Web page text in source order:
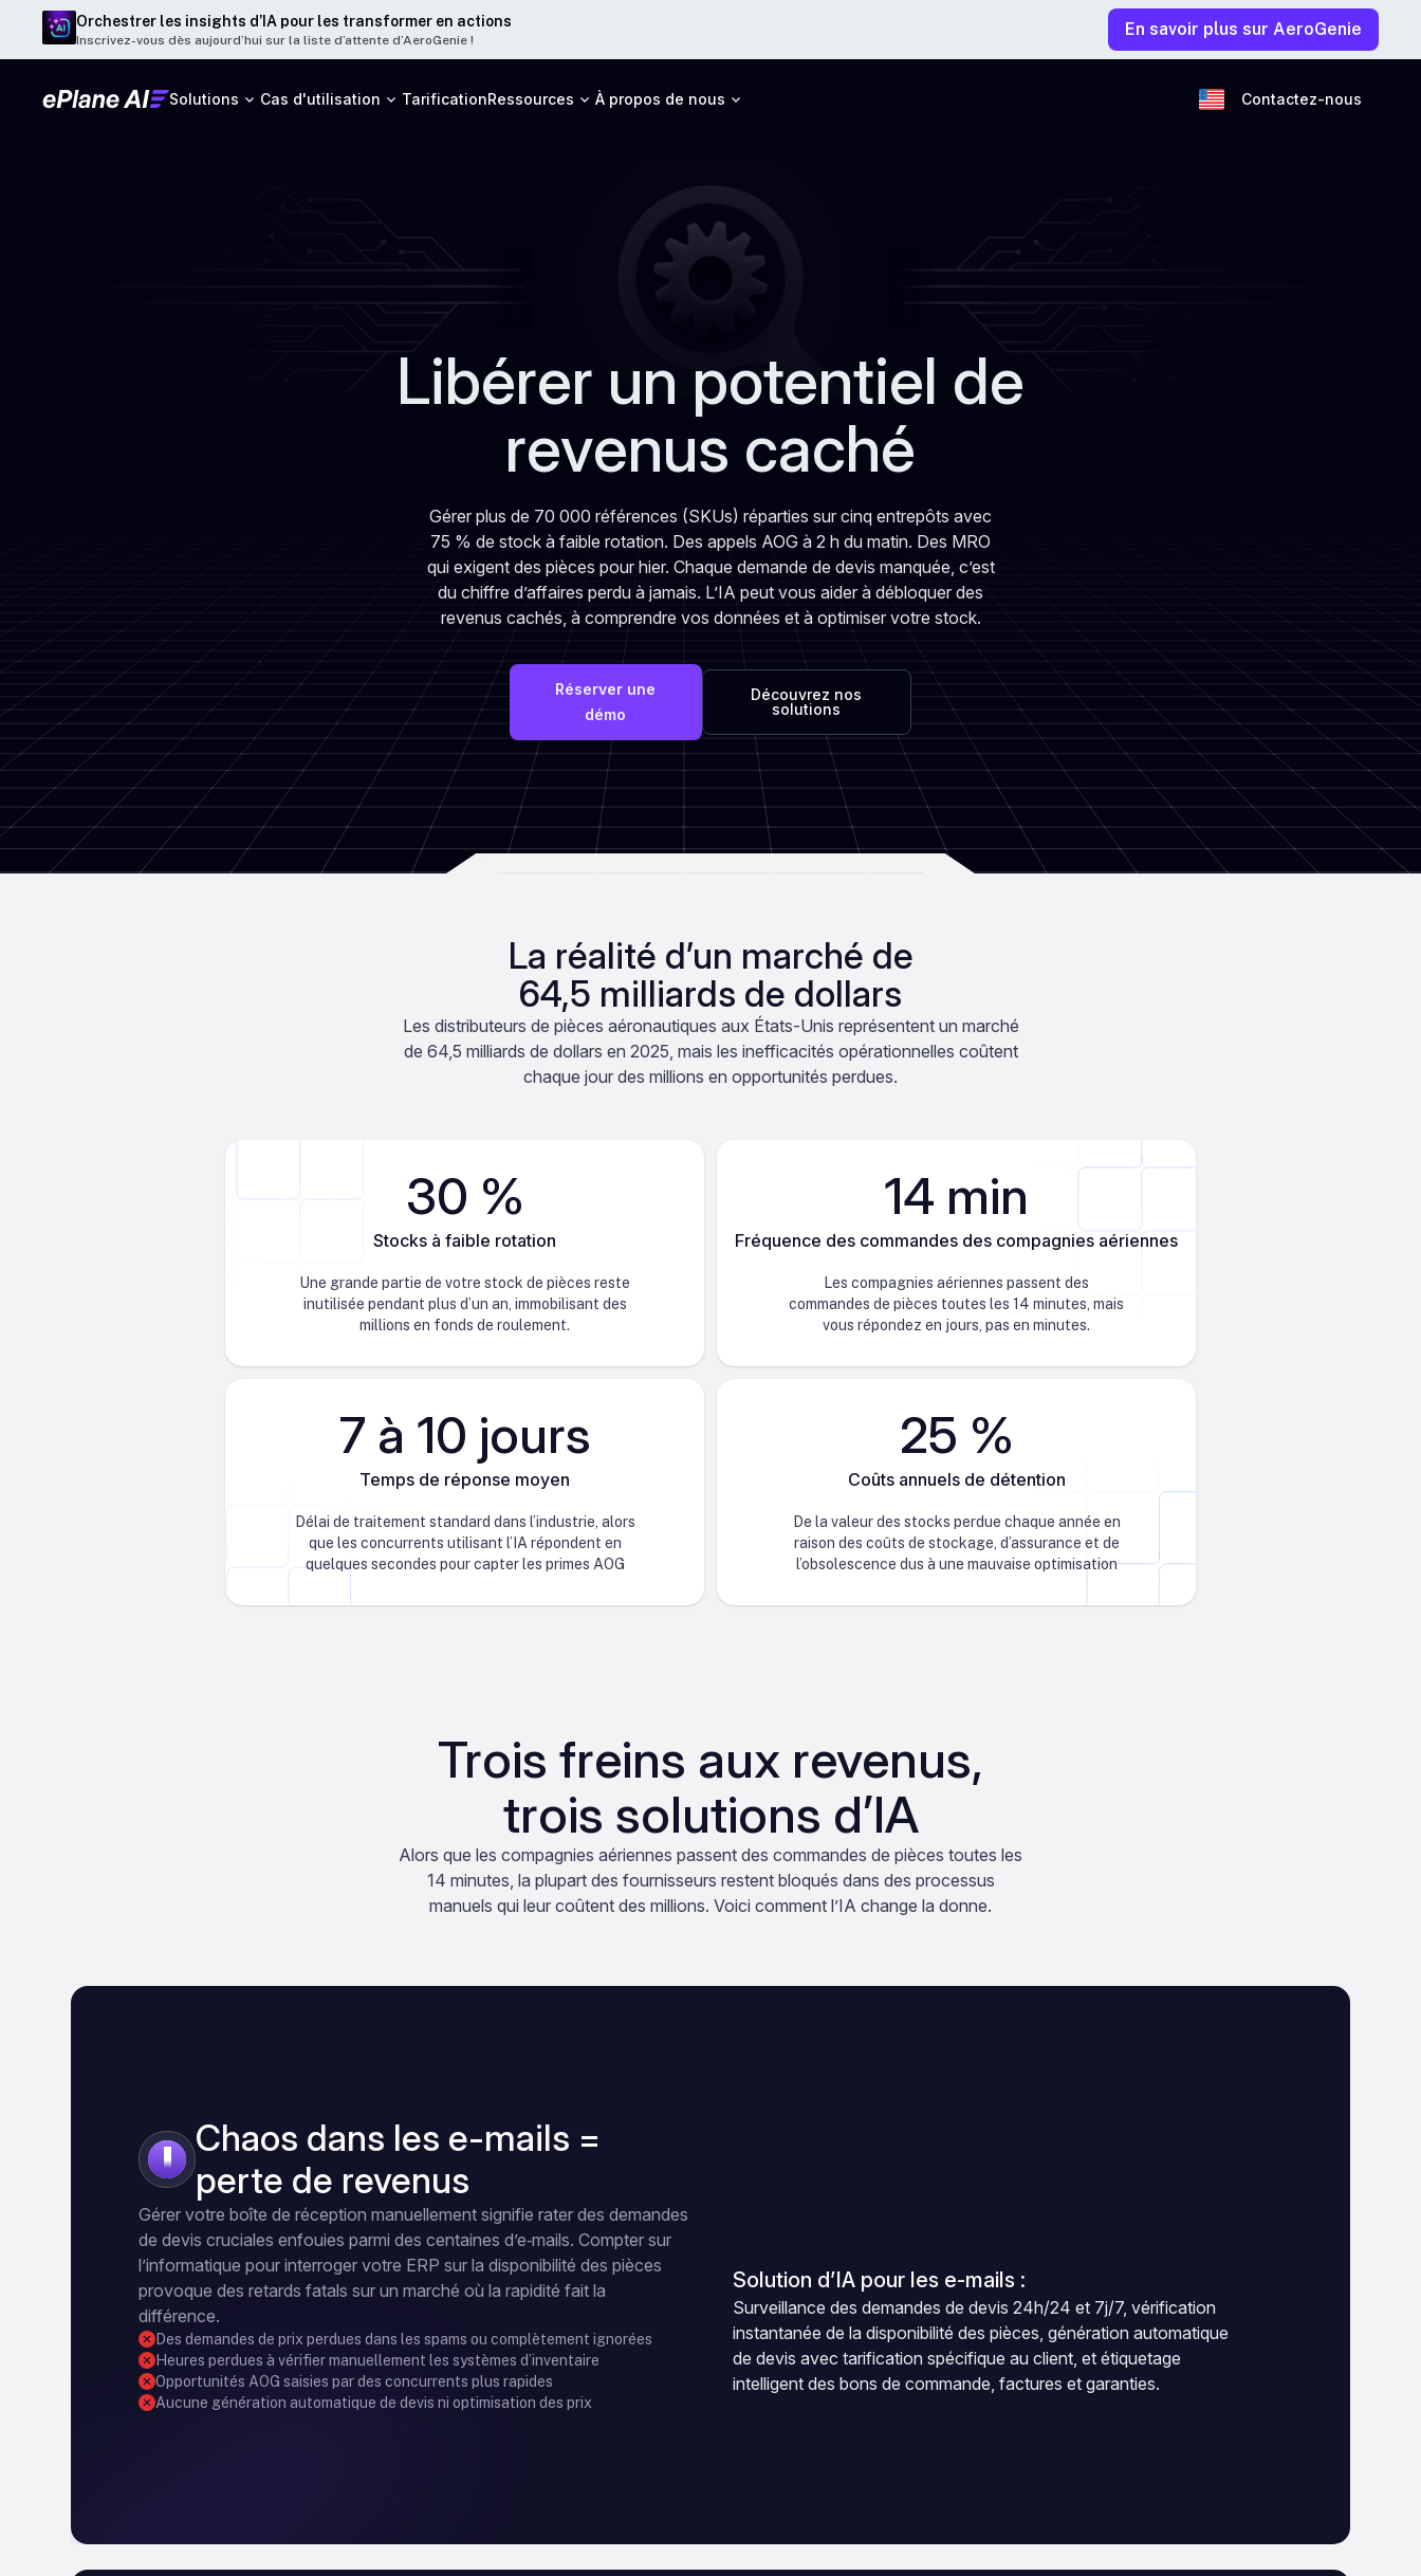
Orchestrer les insights d’IA pour les transformer en actions
Inscrivez-vous dès aujourd’hui sur la liste d’attente d’AeroGenie !
En savoir plus sur AeroGenie
Solutions Cas d'utilisation TarificationRessources À propos de nous Contactez-nous
Libérer un potentiel de
revenus caché
Gérer plus de 70 000 références (SKUs) réparties sur cinq entrepôts avec
75 % de stock à faible rotation. Des appels AOG à 2 h du matin. Des MRO
qui exigent des pièces pour hier. Chaque demande de devis manquée, c’est
du chiffre d’affaires perdu à jamais. L’IA peut vous aider à débloquer des
revenus cachés, à comprendre vos données et à optimiser votre stock.
Réserver une
démo
Découvrez nos
solutions
La réalité d’un marché de
64,5 milliards de dollars
Les distributeurs de pièces aéronautiques aux États-Unis représentent un marché
de 64,5 milliards de dollars en 2025, mais les inefficacités opérationnelles coûtent
chaque jour des millions en opportunités perdues.
30 %
Stocks à faible rotation
Une grande partie de votre stock de pièces reste
inutilisée pendant plus d’un an, immobilisant des
millions en fonds de roulement.
14 min
Fréquence des commandes des compagnies aériennes
Les compagnies aériennes passent des
commandes de pièces toutes les 14 minutes, mais
vous répondez en jours, pas en minutes.
7 à 10 jours
Temps de réponse moyen
Délai de traitement standard dans l’industrie, alors
que les concurrents utilisant l’IA répondent en
quelques secondes pour capter les primes AOG
25 %
Coûts annuels de détention
De la valeur des stocks perdue chaque année en
raison des coûts de stockage, d’assurance et de
l’obsolescence dus à une mauvaise optimisation
Trois freins aux revenus,
trois solutions d’IA
Alors que les compagnies aériennes passent des commandes de pièces toutes les
14 minutes, la plupart des fournisseurs restent bloqués dans des processus
manuels qui leur coûtent des millions. Voici comment l’IA change la donne.
1
Chaos dans les e-mails =
perte de revenus
Gérer votre boîte de réception manuellement signifie rater des demandes
de devis cruciales enfouies parmi des centaines d’e‑mails. Compter sur
l’informatique pour interroger votre ERP sur la disponibilité des pièces
provoque des retards fatals sur un marché où la rapidité fait la
différence.
Des demandes de prix perdues dans les spams ou complètement ignorées
Heures perdues à vérifier manuellement les systèmes d’inventaire
Opportunités AOG saisies par des concurrents plus rapides
Aucune génération automatique de devis ni optimisation des prix
Solution d’IA pour les e-mails :
Surveillance des demandes de devis 24h/24 et 7j/7, vérification
instantanée de la disponibilité des pièces, génération automatique
de devis avec tarification spécifique au client, et étiquetage
intelligent des bons de commande, factures et garanties.